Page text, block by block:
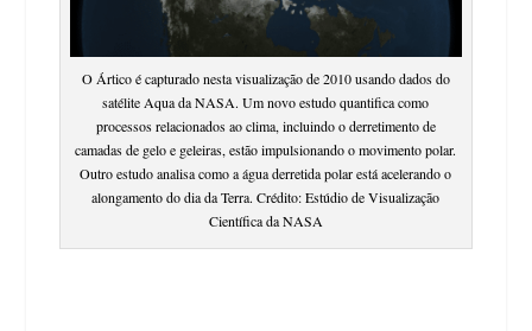
O Ártico é capturado nesta visualização de 2010 usando dados do
satélite Aqua da NASA. Um novo estudo quantifica como
processos relacionados ao clima, incluindo o derretimento de
camadas de gelo e geleiras, estão impulsionando o movimento polar.
Outro estudo analisa como a água derretida polar está acelerando o
alongamento do dia da Terra. Crédito: Estúdio de Visualização
Científica da NASA